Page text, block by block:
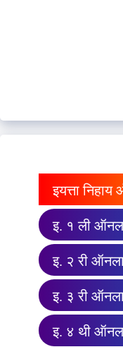
इयत्ता
इ. १ ली
इ. २ री
इ. ३ री
इ. ४ थी